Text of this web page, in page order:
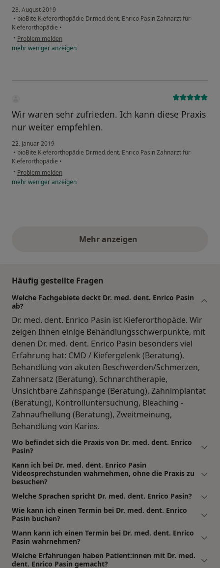
28. August 2019
• bioBite Kieferorthopädie Dr.med.dent. Enrico Pasin Zahnarzt für
Kieferorthopädie •
• Problem melden
mehrwenigeranzeigen
Wir waren sehr zufrieden. Ich kann diese Praxis
nur weiter empfehlen.
22. Januar 2019
• bioBite Kieferorthopädie Dr.med.dent. Enrico Pasin Zahnarzt für
Kieferorthopädie •
• Problem melden
mehrwenigeranzeigen
Mehr anzeigenobige Stellungnahmen
Häufig gestellte Fragen
Welche Fachgebiete deckt Dr. med. dent. Enrico Pasin
ab?
Dr. med. dent. Enrico Pasin ist Kieferorthopäde. Wir
zeigen Ihnen einige Behandlungsschwerpunkte, mit
denen Dr. med. dent. Enrico Pasin besonders viel
Erfahrung hat: CMD / Kiefergelenk (Beratung),
Behandlung von akuten Beschwerden/Schmerzen,
Zahnersatz (Beratung), Schnarchtherapie,
Unsichtbare Zahnspange (Beratung), Zahnimplantat
(Beratung), Kontrolluntersuchung, Bleaching -
Zahnaufhellung (Beratung), Zweitmeinung,
Behandlung von Karies.
Wo befindet sich die Praxis von Dr. med. dent. Enrico
Pasin?
Kann ich bei Dr. med. dent. Enrico Pasin
Videosprechstunden wahrnehmen, ohne die Praxis zu
besuchen?
Welche Sprachen spricht Dr. med. dent. Enrico Pasin?
Wie kann ich einen Termin bei Dr. med. dent. Enrico
Pasin buchen?
Wann kann ich einen Termin bei Dr. med. dent. Enrico
Pasin wahrnehmen?
Welche Erfahrungen haben Patient:innen mit Dr. med.
dent. Enrico Pasin gemacht?